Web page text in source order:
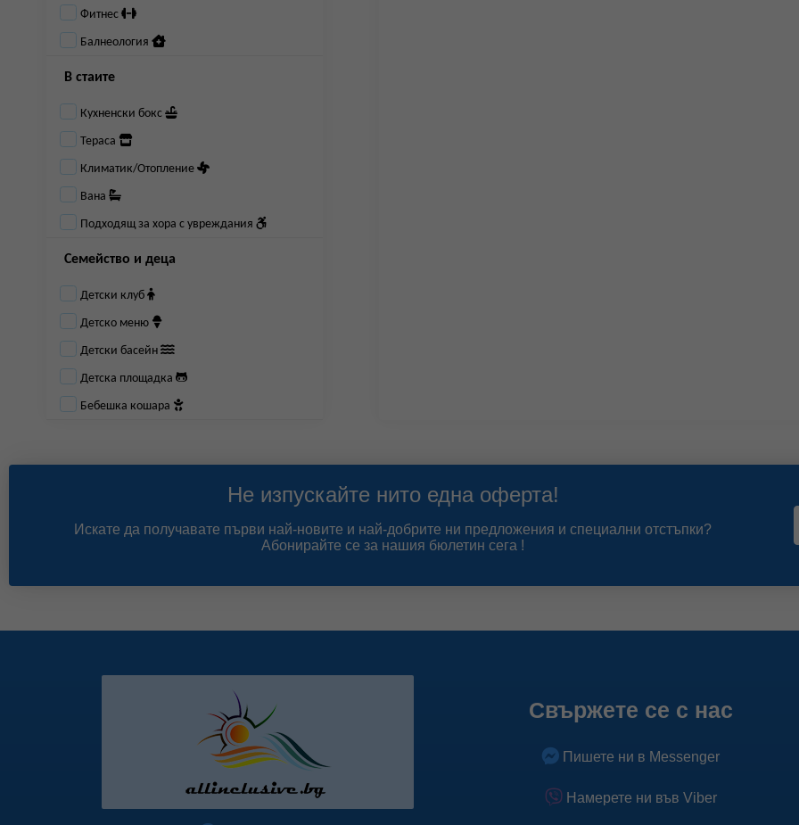
Фитнес
Балнеология
В стаите
Кухненски бокс
Тераса
Климатик/Отопление
Вана
Подходящ за хора с увреждания
Семейство и деца
Детски клуб
Детско меню
Детски басейн
Детска площадка
Бебешка кошара
Не изпускайте нито една оферта!
Искате да получавате първи най-новите и най-добрите ни предложения и специални отстъпки?
Абонирайте се за нашия бюлетин сега !
Свържете се с нас
Пишете ни в Messenger
Намерете ни във Viber